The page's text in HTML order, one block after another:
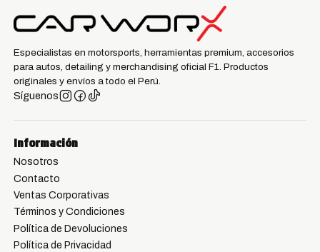
Especialistas en motorsports, herramientas premium, accesorios
para autos, detailing y merchandising oficial F1. Productos
originales y envíos a todo el Perú.
Síguenos
Información
Nosotros
Contacto
Ventas Corporativas
Términos y Condiciones
Política de Devoluciones
Política de Privacidad